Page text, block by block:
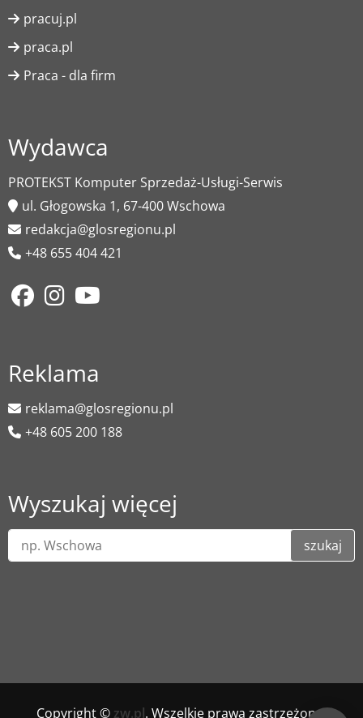
pracuj.pl
praca.pl
Praca - dla firm
Wydawca
PROTEKST Komputer Sprzedaż-Usługi-Serwis
ul. Głogowska 1, 67-400 Wschowa
redakcja@glosregionu.pl
+48 655 404 421
Reklama
reklama@glosregionu.pl
+48 605 200 188
Wyszukaj więcej
szukaj
Copyright © zw.pl. Wszelkie prawa zastrzeżone.